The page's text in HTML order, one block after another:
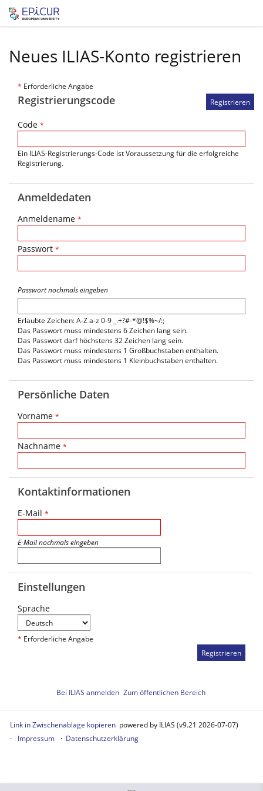
Neues ILIAS-Konto registrieren
* Erforderliche Angabe
Registrierungscode
Code *
Ein ILIAS-Registrierungs-Code ist Voraussetzung für die erfolgreiche
Registrierung.
Anmeldedaten
Anmeldename *
Passwort *
Passwort nochmals eingeben
Erlaubte Zeichen: A-Z a-z 0-9 _.+?#-*@!$%~/:;
Das Passwort muss mindestens 6 Zeichen lang sein.
Das Passwort darf höchstens 32 Zeichen lang sein.
Das Passwort muss mindestens 1 Großbuchstaben enthalten.
Das Passwort muss mindestens 1 Kleinbuchstaben enthalten.
Persönliche Daten
Vorname *
Nachname *
Kontaktinformationen
E-Mail *
E-Mail nochmals eingeben
Einstellungen
Sprache
* Erforderliche Angabe
Bei ILIAS anmelden Zum öffentlichen Bereich
Link in Zwischenablage kopieren powered by ILIAS (v9.21 2026-07-07)
Impressum
Datenschutzerklärung